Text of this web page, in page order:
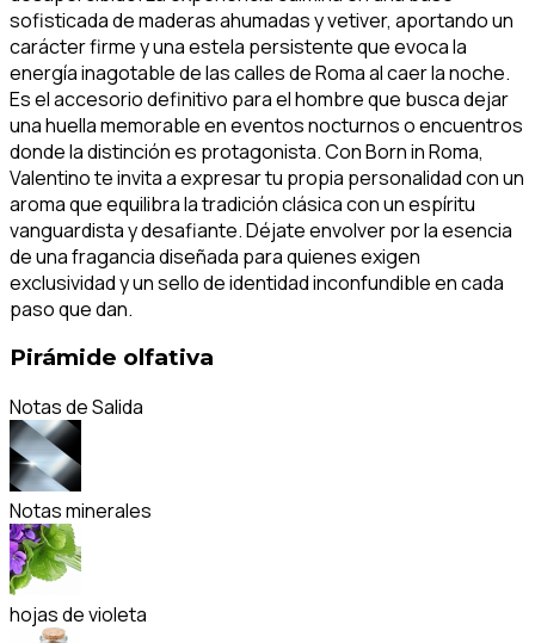
sofisticada de maderas ahumadas y vetiver, aportando un
carácter firme y una estela persistente que evoca la
energía inagotable de las calles de Roma al caer la noche.
Es el accesorio definitivo para el hombre que busca dejar
una huella memorable en eventos nocturnos o encuentros
donde la distinción es protagonista. Con Born in Roma,
Valentino te invita a expresar tu propia personalidad con un
aroma que equilibra la tradición clásica con un espíritu
vanguardista y desafiante. Déjate envolver por la esencia
de una fragancia diseñada para quienes exigen
exclusividad y un sello de identidad inconfundible en cada
paso que dan.
Pirámide olfativa
Notas de Salida
Notas minerales
hojas de violeta